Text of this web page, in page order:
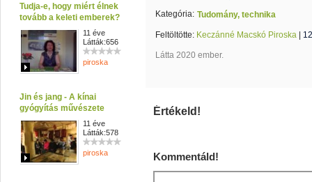
Tudja-e, hogy miért élnek
tovább a keleti emberek?
11 éve
Látták:656
piroska
Jin és jang - A kínai
gyógyítás művészete
11 éve
Látták:578
piroska
Kategória: Tudomány, technika
Feltöltötte: Keczánné Macskó Piroska
Látta 2020 ember.
Értékeld!
Kommentáld!